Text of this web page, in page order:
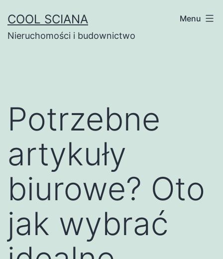
do
treści
COOL SCIANA
Nieruchomości i budownictwo
Menu
Potrzebne
artykuły
biurowe? Oto
jak wybrać